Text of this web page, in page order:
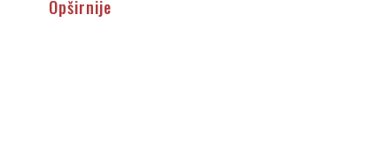
Opširnije